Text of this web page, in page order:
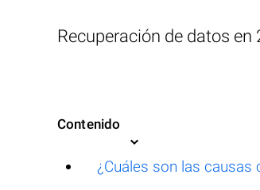
Recuperación de datos
Contenido
¿Cuáles son las